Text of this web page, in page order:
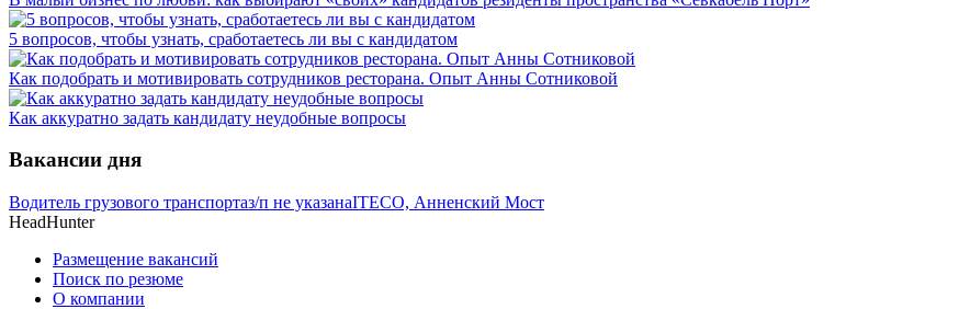
5 вопросов, чтобы узнать, сработаетесь ли вы с кандидатом
Как подобрать и мотивировать сотрудников ресторана. Опыт Анны Сотниковой
Как аккуратно задать кандидату неудобные вопросы
Вакансии дня
Водитель грузового транспортаз/п не указанаITECO, Анненский Мост
HeadHunter
Размещение вакансий
Поиск по резюме
О компании